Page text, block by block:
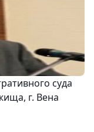
суда
г. Вена